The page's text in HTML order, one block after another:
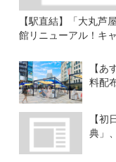
【駅直結】「大丸芦
館リニューアル！キ
トリュフ・紅茶…関
メ＆焼き菓子も
【
料配
【
典」